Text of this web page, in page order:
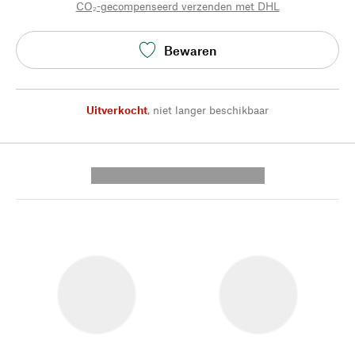
CO₂-gecompenseerd verzenden met DHL
Bewaren
Uitverkocht, niet langer beschikbaar